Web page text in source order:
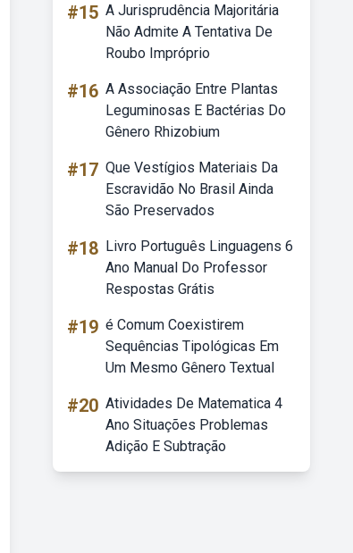
#15 A Jurisprudência Majoritária
Não Admite A Tentativa De
Roubo Impróprio
#16 A Associação Entre Plantas
Leguminosas E Bactérias Do
Gênero Rhizobium
#17 Que Vestígios Materiais Da
Escravidão No Brasil Ainda
São Preservados
#18 Livro Português Linguagens 6
Ano Manual Do Professor
Respostas Grátis
#19 é Comum Coexistirem
Sequências Tipológicas Em
Um Mesmo Gênero Textual
#20 Atividades De Matematica 4
Ano Situações Problemas
Adição E Subtração